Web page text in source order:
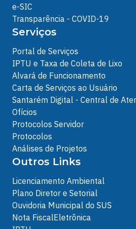
e-SIC
Transparência - COVID-19
Serviços
Portal de Serviços
IPTU e Taxa de Coleta de Lixo
Alvará de Funcionamento
Carta de Serviços ao Usuário
Santarém Digital - Central de
Ofícios
Protocolos Servidor
Protocolos
Análises de Projetos
Outros Links
Licenciamento Ambiental
Plano Diretor e Setorial
Ouvidoria Municipal do SUS
Nota FiscalEletrônica